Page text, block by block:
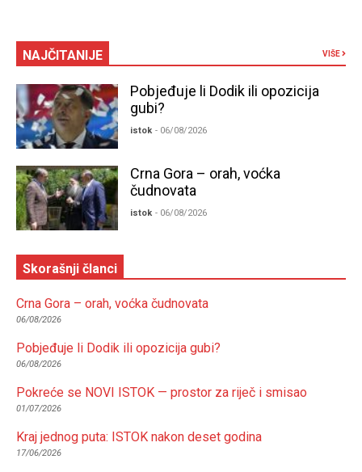
NAJČITANIJE VIŠE
Pobjeđuje li Dodik ili opozicija
gubi?
istok - 06/08/2026
Crna Gora – orah, voćka
čudnovata
istok - 06/08/2026
Skorašnji članci
Crna Gora – orah, voćka čudnovata
06/08/2026
Pobjeđuje li Dodik ili opozicija gubi?
06/08/2026
Pokreće se NOVI ISTOK — prostor za riječ i smisao
01/07/2026
Kraj jednog puta: ISTOK nakon deset godina
17/06/2026